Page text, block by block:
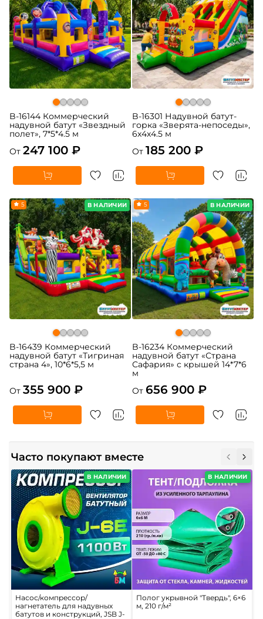
B-16144 Коммерческий
надувной батут «Звездный
полет», 7*5*4.5 м
От 247 100 ₽
B-16301 Надувной батут-
горка «Зверята-непоседы»,
6x4x4.5 м
От 185 200 ₽
В НАЛИЧИИ
5
B-16439 Коммерческий
надувной батут «Тигриная
страна 4», 10*6*5,5 м
От 355 900 ₽
В НАЛИЧИИ
5
B-16234 Коммерческий
надувной батут «Страна
Сафария» с крышей 14*7*6
м
От 656 900 ₽
Часто покупают вместе
В НАЛИЧИИ
Насос/компрессор/
нагнетатель для надувных
батутов и конструкций, JSB J-
В НАЛИЧИИ
Полог укрывной "Твердь", 6×6
м, 210 г/м²